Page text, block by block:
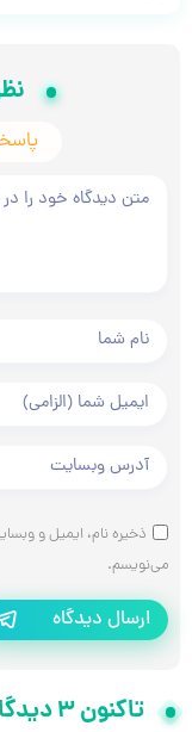
متن دیدگاه شما
نام و نام خانوادگی شما
ایمیل شما
آدرس وبسایت شما
ذخیره نام، ایمیل و
می‌نویسم.
ارسال دیدگاه
تاکنون 3 دیدگاه ثبت شده است